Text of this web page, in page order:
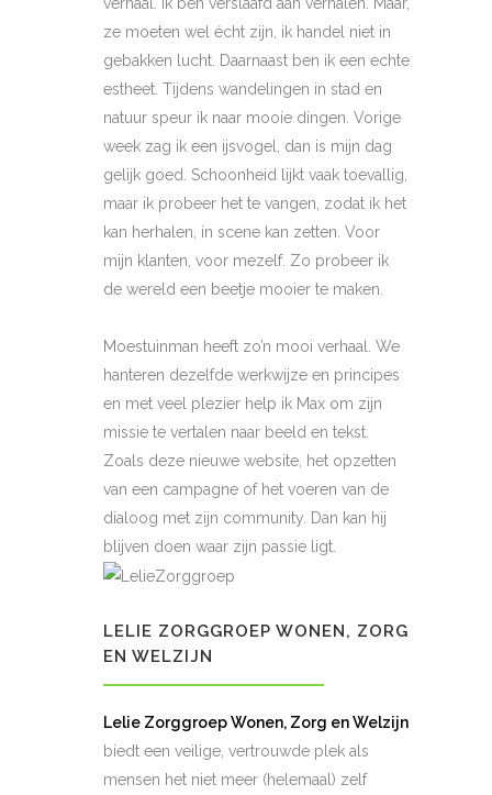
ze moeten wel écht zijn, ik handel niet in
gebakken lucht. Daarnaast ben ik een echte
estheet. Tijdens wandelingen in stad en
natuur speur ik naar mooie dingen. Vorige
week zag ik een ijsvogel, dan is mijn dag
gelijk goed. Schoonheid lijkt vaak toevallig,
maar ik probeer het te vangen, zodat ik het
kan herhalen, in scene kan zetten. Voor
mijn klanten, voor mezelf. Zo probeer ik
de wereld een beetje mooier te maken.
Moestuinman heeft zo’n mooi verhaal. We
hanteren dezelfde werkwijze en principes
en met veel plezier help ik Max om zijn
missie te vertalen naar beeld en tekst.
Zoals deze nieuwe website, het opzetten
van een campagne of het voeren van de
dialoog met zijn community. Dan kan hij
blijven doen waar zijn passie ligt.
LELIE ZORGGROEP WONEN, ZORG
EN WELZIJN
Lelie Zorggroep Wonen, Zorg en Welzijn
biedt een veilige, vertrouwde plek als
mensen het niet meer (helemaal) zelf